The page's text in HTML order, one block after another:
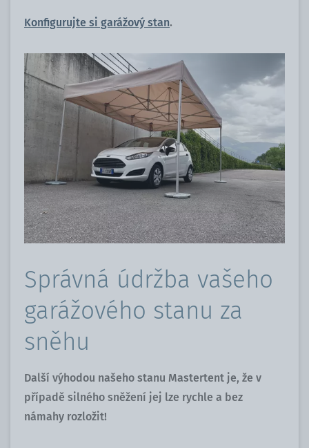
Konfigurujte si garážový stan.
Správná údržba vašeho
garážového stanu za
sněhu
Další výhodou našeho stanu Mastertent je, že v
případě silného sněžení jej lze rychle a bez
námahy rozložit!